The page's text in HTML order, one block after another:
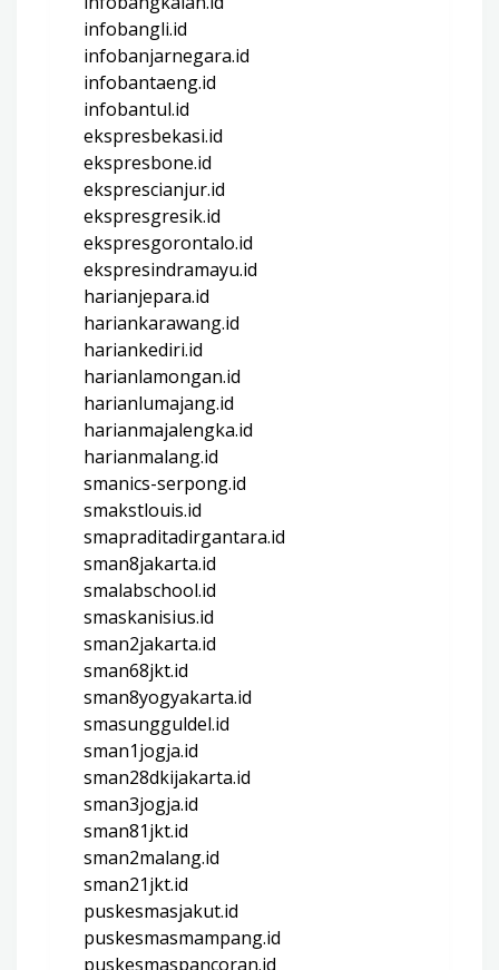
infobangli.id
infobanjarnegara.id
infobantaeng.id
infobantul.id
ekspresbekasi.id
ekspresbone.id
eksprescianjur.id
ekspresgresik.id
ekspresgorontalo.id
ekspresindramayu.id
harianjepara.id
hariankarawang.id
hariankediri.id
harianlamongan.id
harianlumajang.id
harianmajalengka.id
harianmalang.id
smanics-serpong.id
smakstlouis.id
smapraditadirgantara.id
sman8jakarta.id
smalabschool.id
smaskanisius.id
sman2jakarta.id
sman68jkt.id
sman8yogyakarta.id
smasungguldel.id
sman1jogja.id
sman28dkijakarta.id
sman3jogja.id
sman81jkt.id
sman2malang.id
sman21jkt.id
puskesmasjakut.id
puskesmasmampang.id
puskesmaspancoran.id